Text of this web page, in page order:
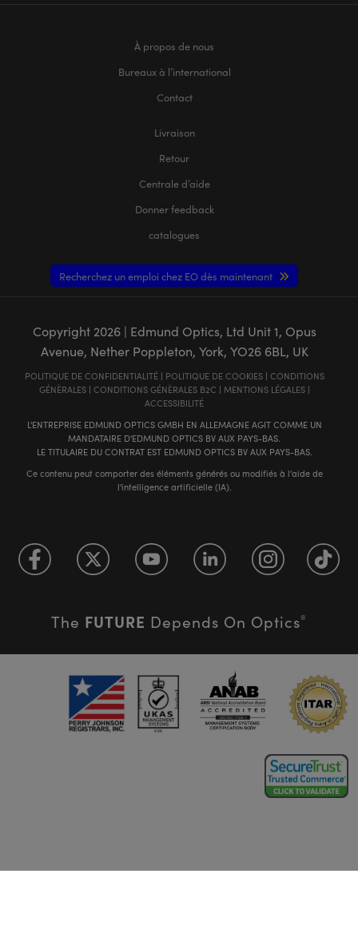
À propos de nous
Bureaux à l’international
Contact
Livraison
Retour
Centrale d’aide
Donner feedback
catalogues
Recherchez un emploi chez EO dès maintenant
Copyright 2026| Edmund Optics, Ltd Unit 1, Opus
Avenue, Nether Poppleton, York, YO26 6BL, UK
POLITIQUE DE CONFIDENTIALITÉ| POLITIQUE DE COOKIES| CONDITIONS
GÉNÈRALES| CONDITIONS GÉNÈRALES B2C | MENTIONS LÉGALES|
ACCESSIBILITÉ
L'ENTREPRISE EDMUND OPTICS GMBH EN ALLEMAGNE AGIT COMME UN
MANDATAIRE D'EDMUND OPTICS BV AUX PAYS-BAS.
LE TITULAIRE DU CONTRAT EST EDMUND OPTICS BV AUX PAYS-BAS.
Ce contenu peut comporter des éléments générés ou modifiés à l'aide de
l'intelligence artificielle (IA).
The FUTURE Depends On Optics®